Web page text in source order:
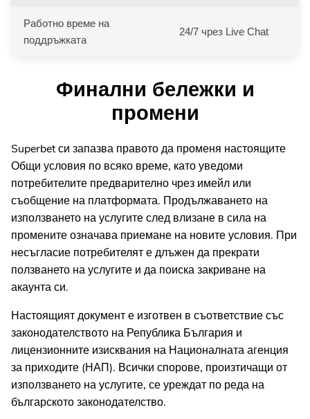
Работно време на
поддръжката
24/7 чрез Live Chat
Финални бележки и
промени
Superbet си запазва правото да променя настоящите
Общи условия по всяко време, като уведоми
потребителите предварително чрез имейл или
съобщение на платформата. Продължаването на
използването на услугите след влизане в сила на
промените означава приемане на новите условия. При
несъгласие потребителят е длъжен да прекрати
ползването на услугите и да поиска закриване на
акаунта си.
Настоящият документ е изготвен в съответствие със
законодателството на Република България и
лицензионните изисквания на Националната агенция
за приходите (НАП). Всички спорове, произтичащи от
използването на услугите, се уреждат по реда на
българското законодателство.